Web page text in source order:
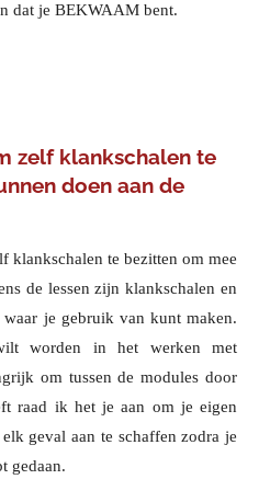
dat je BEKWAAM bent.
zelf klankschalen te
doen aan de
klankschalen te bezitten om mee
de lessen zijn klankschalen en
je gebruik van kunt maken.
worden in het werken met
om tussen de modules door
raad ik het je aan om je eigen
geval aan te schaffen zodra je
gedaan.